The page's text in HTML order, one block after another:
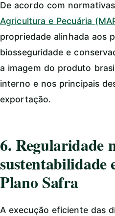
De acordo com
Agricultura e Pecuária
propriedade alinhada aos
biosseguridade e
a imagem do produto
interno e nos principais
exportação.
6. Regularidade
sustentabilidade
Plano Safra
A execução eficiente das